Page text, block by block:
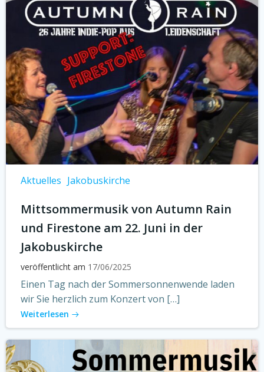
Aktuelles Jakobuskirche
Mittsommermusik von Autumn Rain
und Firestone am 22. Juni in der
Jakobuskirche
veröffentlicht am 17/06/2025
Einen Tag nach der Sommersonnenwende laden
wir Sie herzlich zum Konzert von […]
Weiterlesen